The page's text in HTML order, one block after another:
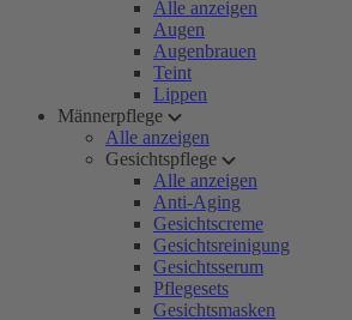
Alle anzeigen
Augen
Augenbrauen
Teint
Lippen
Männerpflege
Alle anzeigen
Gesichtspflege
Alle anzeigen
Anti-Aging
Gesichtscreme
Gesichtsreinigung
Gesichtsserum
Pflegesets
Gesichtsmasken